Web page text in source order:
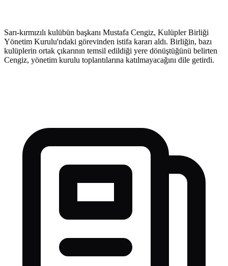
Sarı-kırmızılı kulübün başkanı Mustafa Cengiz, Kulüpler Birliği
Yönetim Kurulu'ndaki görevinden istifa kararı aldı. Birliğin, bazı
kulüplerin ortak çıkarının temsil edildiği yere dönüştüğünü belirten
Cengiz, yönetim kurulu toplantılarına katılmayacağını dile getirdi.